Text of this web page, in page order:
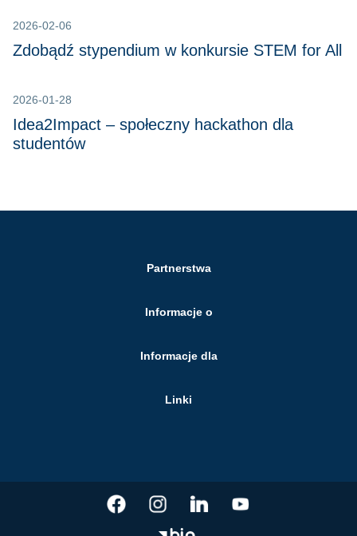
2026-02-06
Zdobądź stypendium w konkursie STEM for All
2026-01-28
Idea2Impact – społeczny hackathon dla
studentów
Partnerstwa
Informacje o
Informacje dla
Linki